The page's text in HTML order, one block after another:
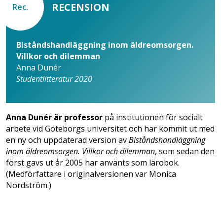
Rec. RECENSION
Biståndshandläggning inom äldreomsorgen.
Villkor och dilemman
Anna Dunér
Studentlitteratur 2020
Anna Dunér är professor på institutionen för socialt
arbete vid Göteborgs universitet och har kommit ut med
en ny och uppdaterad version avBiståndshandläggning
inom äldreomsorgen. Villkor och dilemman, som sedan den
först gavs ut år 2005 har använts som lärobok.
(Medförfattare i originalversionen var Monica
Nordström.)